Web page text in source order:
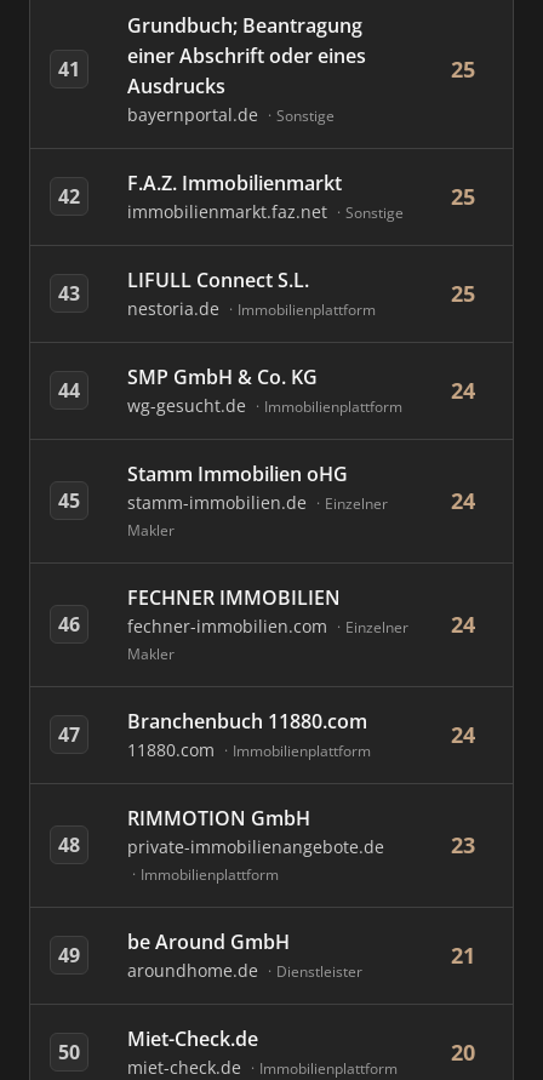
41
Grundbuch; Beantragung
einer Abschrift oder eines
Ausdrucks
bayernportal.de Sonstige
25
42 F.A.Z. Immobilienmarkt
immobilienmarkt.faz.net Sonstige
25
43 LIFULL Connect S.L.
nestoria.de Immobilienplattform
25
44 SMP GmbH & Co. KG
wg-gesucht.de Immobilienplattform
24
45
Stamm Immobilien oHG
stamm-immobilien.de
Einzelner
Makler
24
46
FECHNER IMMOBILIEN
fechner-immobilien.com
Einzelner
Makler
24
47 Branchenbuch 11880.com
11880.com Immobilienplattform
24
48
RIMMOTION GmbH
private-immobilienangebote.de
Immobilienplattform
23
49 be Around GmbH
aroundhome.de Dienstleister
21
50 Miet-Check.de
miet-check.de Immobilienplattform
20